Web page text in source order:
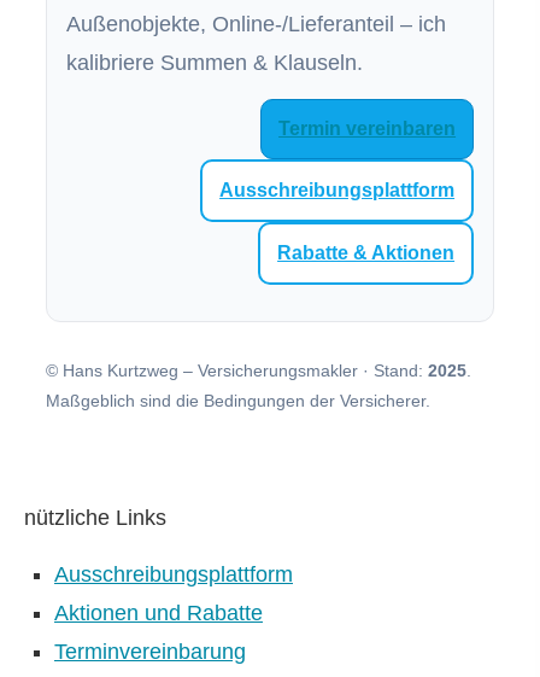
Außenobjekte, Online-/Lieferanteil – ich
kalibriere Summen & Klauseln.
Termin ver­ein­baren
Ausschreibungsplattform
Rabatte & Aktionen
© Hans Kurtzweg – Ver­sicherungs­makler · Stand: 2025.
Maßgeblich sind die Bedingungen der Versicherer.
nützliche Links
Ausschreibungsplattform
Aktionen und Rabatte
Terminvereinbarung